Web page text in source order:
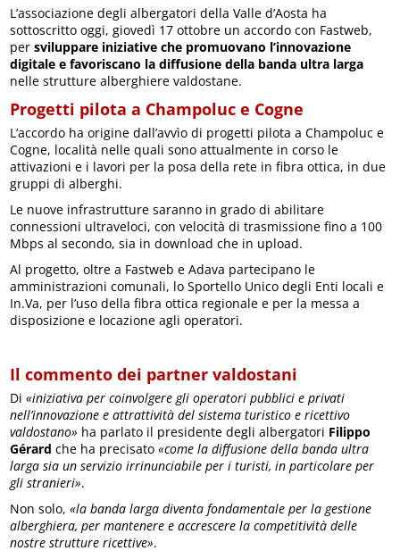
L’associazione degli albergatori della Valle d’Aosta ha
sottoscritto oggi, giovedì 17 ottobre un accordo con Fastweb,
persviluppare iniziative che promuovano l’innovazione
digitale e favoriscano la diffusione della banda ultra larga
nelle strutture alberghiere valdostane.
Progetti pilota a Champoluc e Cogne
L’accordo ha origine dall’avvìo di progetti pilota a Champoluc e
Cogne, località nelle quali sono attualmente in corso le
attivazioni e i lavori per la posa della rete in fibra ottica, in due
gruppi di alberghi.
Le nuove infrastrutture saranno in grado di abilitare
connessioni ultraveloci, con velocità di trasmissione fino a 100
Mbps al secondo, sia in download che in upload.
Al progetto, oltre a Fastweb e Adava partecipano le
amministrazioni comunali, lo Sportello Unico degli Enti locali e
In.Va, per l’uso della fibra ottica regionale e per la messa a
disposizione e locazione agli operatori.
Il commento dei partner valdostani
Di«iniziativa per coinvolgere gli operatori pubblici e privati
nell’innovazione e attrattività del sistema turistico e ricettivo
valdostano» ha parlato il presidente degli albergatori Filippo
Gérard che ha precisato«come la diffusione della banda ultra
larga sia un servizio irrinunciabile per i turisti, in particolare per
gli stranieri».
Non solo,«la banda larga diventa fondamentale per la gestione
alberghiera, per mantenere e accrescere la competitività delle
nostre strutture ricettive».